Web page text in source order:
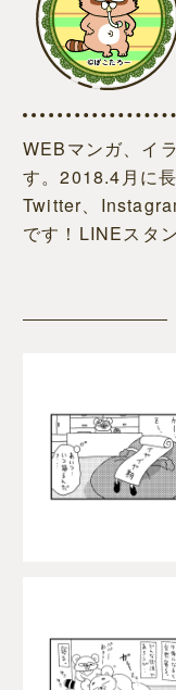
WEBマンガ、イ
す。2018.4月に
Twitter、
です！LINEスタ